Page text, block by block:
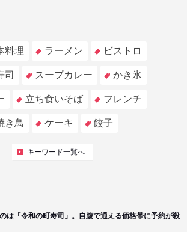
料理 ラーメン ビストロ
司 スープカレー かき氷
立ち食いそば フレンチ
き鳥 ケーキ 餃子
キーワード一覧へ
は「令和の町寿司」。自腹で通える価格帯に予約が殺